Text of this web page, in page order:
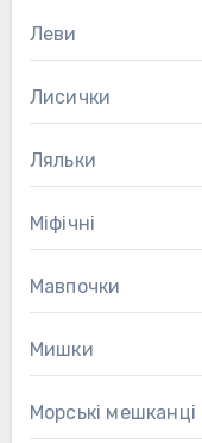
Леви
Лисички
Ляльки
Міфічні
Мавпочки
Мишки
Морські мешканці